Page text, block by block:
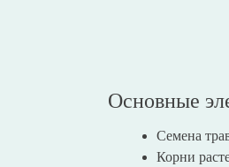
Основные
Семена
Корни